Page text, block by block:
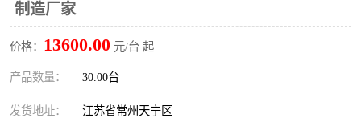
制造厂家
价格： 13600.00 元/台 起
产品数量： 30.00台
发货地址： 江苏省常州天宁区